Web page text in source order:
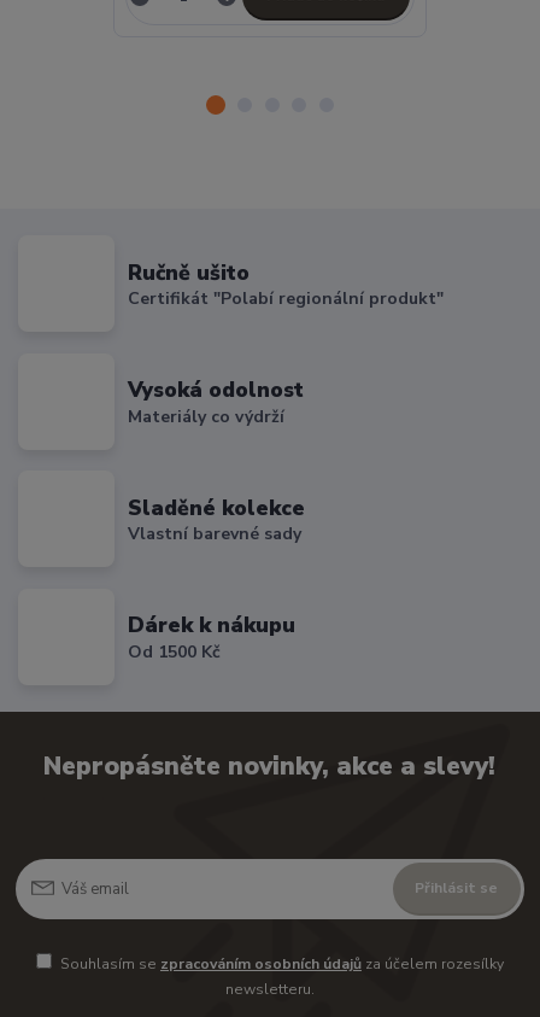
Ručně ušito
Certifikát "Polabí regionální produkt"
Vysoká odolnost
Materiály co výdrží
Sladěné kolekce
Vlastní barevné sady
Dárek k nákupu
Od 1500 Kč
Nepropásněte novinky, akce a slevy!
Přihlásit se
Souhlasím se zpracováním osobních údajůza účelem rozesílky
newsletteru.